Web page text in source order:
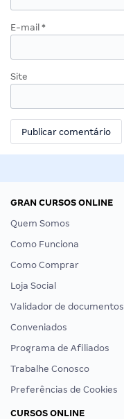
E-mail *
Site
GRAN CURSOS ONLINE
Quem Somos
Como Funciona
Como Comprar
Loja Social
Validador de documentos
Conveniados
Programa de Afiliados
Trabalhe Conosco
Preferências de Cookies
CURSOS ONLINE